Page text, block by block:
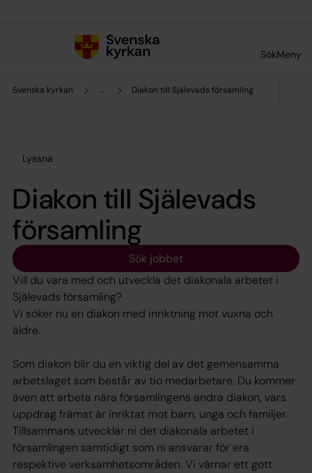
SökMeny
Svenska kyrkan ... Diakon till Själevads församling
Lyssna
Diakon till Själevads
församling
Sök jobbet
Vill du vara med och utveckla det diakonala arbetet i
Själevads församling?
Vi söker nu en diakon med inriktning mot vuxna och
äldre.
Som diakon blir du en viktig del av det gemensamma
arbetslaget som består av tio medarbetare. Du kommer
även att arbeta nära församlingens andra diakon, vars
uppdrag främst är inriktat mot barn, unga och familjer.
Tillsammans utvecklar ni det diakonala arbetet i
församlingen samtidigt som ni ansvarar för era
respektive verksamhetsområden. Vi värnar ett gott